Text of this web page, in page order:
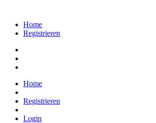
Home
Registrieren
Home
Registrieren
Login